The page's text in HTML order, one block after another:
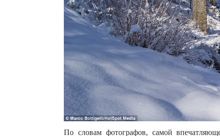
По словам фотографов, самой